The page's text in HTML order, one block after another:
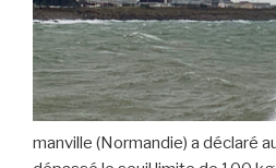
manville (Normandie) a déclaré